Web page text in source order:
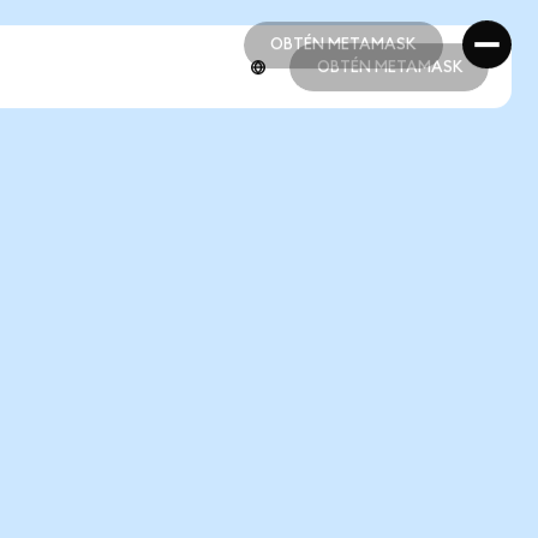
OBTÉN METAMASK
OBTÉN METAMASK
OBTÉN METAMASK